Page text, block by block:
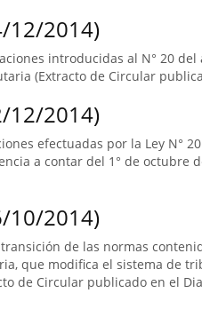
12/2014)
introducidas al N° 20
(Extracto de Circular
12/2014)
efectuadas por la Ley N°
a contar del 1° de octubre
10/2014)
de las normas
que modifica el sistema de
de Circular publicado en el